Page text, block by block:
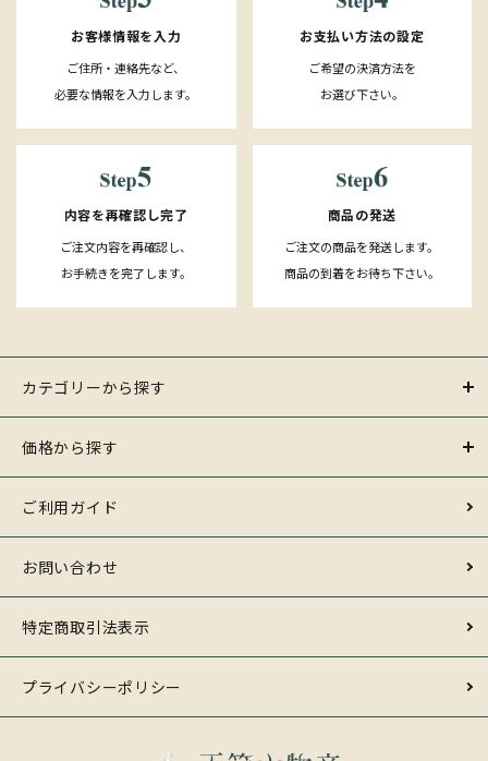
お客様情報を入力
ご住所・連絡先など、
必要な情報を入力します。
お支払い方法の設定
ご希望の決済方法を
お選び下さい。
内容を再確認し完了
ご注文内容を再確認し、
お手続きを完了します。
商品の発送
ご注文の商品を発送します。
商品の到着をお待ち下さい。
カテゴリーから探す
価格から探す
ご利用ガイド
お問い合わせ
特定商取引法表示
プライバシーポリシー